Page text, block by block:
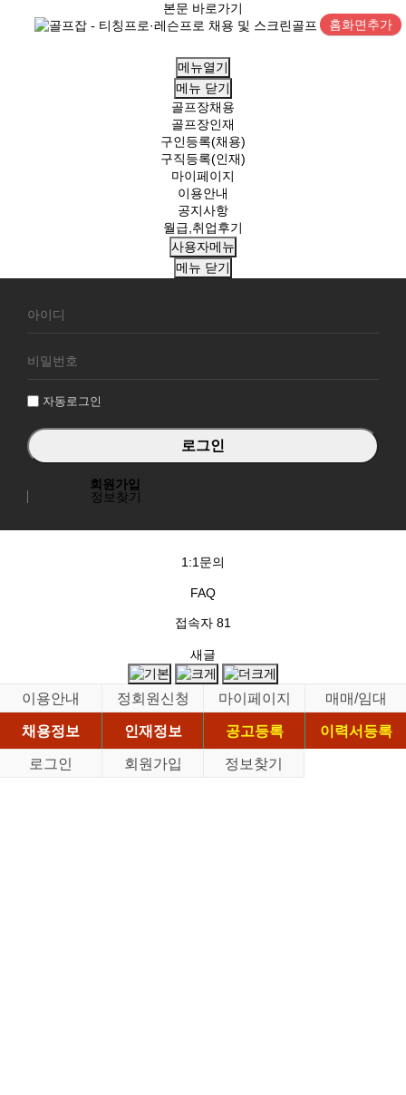
본문 바로가기
홈화면추가
메뉴열기
메뉴 닫기
골프장채용
골프장인재
구인등록(채용)
구직등록(인재)
마이페이지
이용안내
공지사항
월급,취업후기
사용자메뉴
메뉴 닫기
원
그
자동로그인
회원가입
정보찾기
1:1문의
FAQ
접속자 81
새글
이용안내 정회원신청 마이페이지
매매/임대
채용정보
인재정보 공고등록
이력서등록
로그인
회원가입 정보찾기